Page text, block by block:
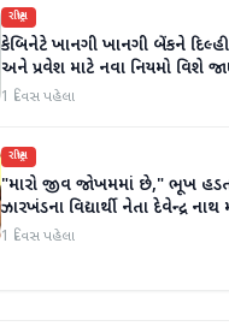
રાષ્ટ્રીય
કેબિનેટે ખાનગી ખાનગી બેંકને
અને પ્રવેશ માટે નવા નિયમો વિશે
1 દિવસ પહેલા
રાષ્ટ્રીય
"મારો જીવ જોખમમાં છે," ભૂખ
ઝારખંડના વિદ્યાર્થી નેતા દેવેન્દ્ર
તબિયત ખરાબ
1 દિવસ પહેલા